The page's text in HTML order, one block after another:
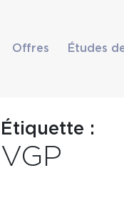
Offres Études
Étiquette :
VGP